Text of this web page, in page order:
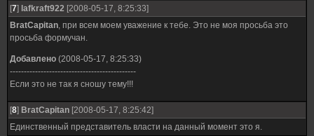
[7] lafkraft922 [2008-05-17, 8:25:33]
BratCapitan, при всем моем уважение к тебе. Это не моя просьба это
просьба формучан.
Добавлено (2008-05-17, 8:25:33)
---------------------------------------------
Если это не так я сношу тему!!!
[8] BratCapitan [2008-05-17, 8:25:42]
Единственный представитель власти на данный момент это я.